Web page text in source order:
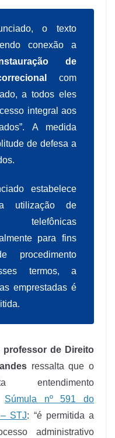
o texto
conexão a
de
com
a todos eles
integral aos
A medida
de defesa a
estabelece
utilização de
telefônicas
para fins
procedimento
termos, a
emprestadas é
professor de Direito
ressalta que o
entendimento
Súmula nº 591 do
STJ: “é permitida a
administrativo